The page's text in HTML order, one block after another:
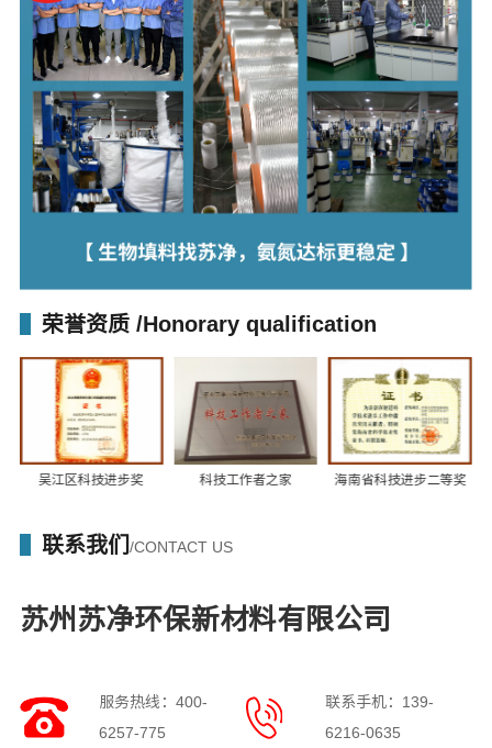
荣誉资质/Honorary qualification
吴江区科技进步奖 科技工作者之家 海南省科技进步二等奖
联系我们/CONTACT US
苏州苏净环保新材料有限公司
服务热线：400-
6257-775
联系手机：139-
6216-0635